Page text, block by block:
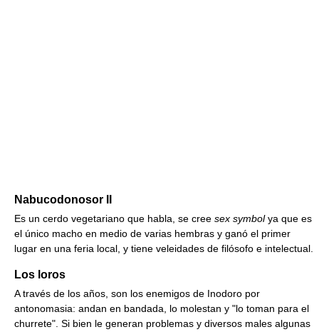
Nabucodonosor II
Es un cerdo vegetariano que habla, se cree sex symbolya que es
el único macho en medio de varias hembras y ganó el primer
lugar en una feria local, y tiene veleidades de filósofo e intelectual.
Los loros
A través de los años, son los enemigos de Inodoro por
antonomasia: andan en bandada, lo molestan y "lo toman para el
churrete". Si bien le generan problemas y diversos males algunas